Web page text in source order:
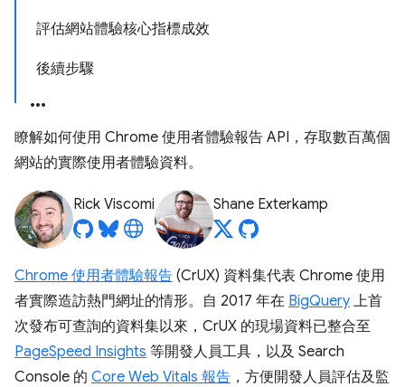
評估網站體驗核心指標成效
後續步驟
瞭解如何使用 Chrome 使用者體驗報告 API，存取數百萬個
網站的實際使用者體驗資料。
Rick Viscomi Shane Exterkamp
Chrome 使用者體驗報告 (CrUX) 資料集代表 Chrome 使用
者實際造訪熱門網址的情形。自 2017 年在 BigQuery 上首
次發布可查詢的資料集以來，CrUX 的現場資料已整合至
PageSpeed Insights 等開發人員工具，以及 Search
Console 的 Core Web Vitals 報告 ，方便開發人員評估及監